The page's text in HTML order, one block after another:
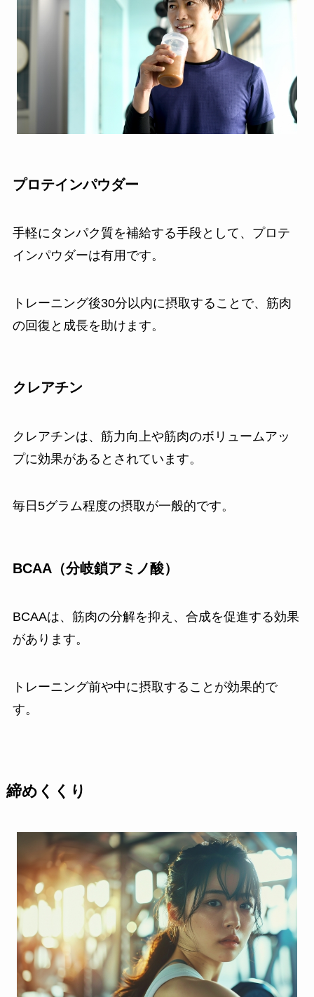
プロテインパウダー
手軽にタンパク質を補給する手段として、プロテ
インパウダーは有用です。
トレーニング後30分以内に摂取することで、筋肉
の回復と成長を助けます。
クレアチン
クレアチンは、筋力向上や筋肉のボリュームアッ
プに効果があるとされています。
毎日5グラム程度の摂取が一般的です。
BCAA（分岐鎖アミノ酸）
BCAAは、筋肉の分解を抑え、合成を促進する効果
があります。
トレーニング前や中に摂取することが効果的で
す。
締めくくり